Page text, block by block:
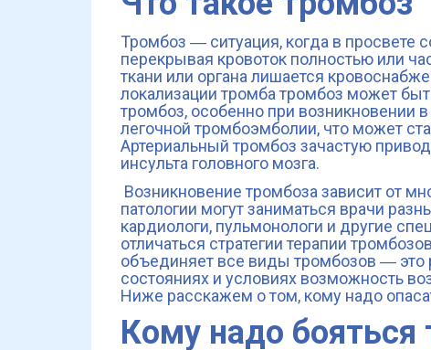
Тромбоз ― ситуация, когда в просвете
перекрывая кровоток полностью или
ткани или органа лишается
локализации тромба тромбоз может
тромбоз, особенно при возникновении
легочной тромбоэмболии, что может
Артериальный тромбоз зачастую
инсульта головного мозга.
Возникновение тромбоза зависит от
патологии могут заниматься врачи
кардиологи, пульмонологи и другие
отличаться стратегии терапии
объединяет все виды тромбозов ― это
состояниях и условиях возможность
Ниже расскажем о том, кому надо
Кому надо бояться